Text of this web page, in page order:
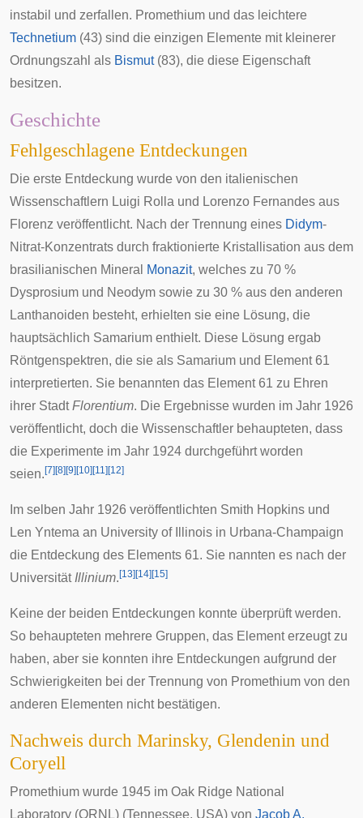
instabil und zerfallen. Promethium und das leichtere
Technetium (43) sind die einzigen Elemente mit kleinerer
Ordnungszahl als Bismut(83), die diese Eigenschaft
besitzen.
Geschichte
Fehlgeschlagene Entdeckungen
Die erste Entdeckung wurde von den italienischen
Wissenschaftlern Luigi Rolla und Lorenzo Fernandes aus
Florenz veröffentlicht. Nach der Trennung eines Didym-
Nitrat-Konzentrats durch fraktionierte Kristallisation aus dem
brasilianischen Mineral
Monazit, welches zu 70 %
Dysprosium und Neodym sowie zu 30 % aus den anderen
Lanthanoiden besteht, erhielten sie eine Lösung, die
hauptsächlich Samarium enthielt. Diese Lösung ergab
Röntgenspektren, die sie als Samarium und Element 61
interpretierten. Sie benannten das Element 61 zu Ehren
ihrer StadtFlorentium. Die Ergebnisse wurden im Jahr 1926
veröffentlicht, doch die Wissenschaftler behaupteten, dass
die Experimente im Jahr 1924 durchgeführt worden
seien. [7] [8] [9] [10] [11] [12]
Im selben Jahr 1926 veröffentlichten Smith Hopkins und
Len Yntema an University of Illinois in Urbana-Champaign
die Entdeckung des Elements 61. Sie nannten es nach der
Universität Illinium. [13] [14] [15]
Keine der beiden Entdeckungen konnte überprüft werden.
So behaupteten mehrere Gruppen, das Element erzeugt zu
haben, aber sie konnten ihre Entdeckungen aufgrund der
Schwierigkeiten bei der Trennung von Promethium von den
anderen Elementen nicht bestätigen.
Nachweis durch Marinsky, Glendenin und
Coryell
Promethium wurde 1945 im Oak Ridge National
Laboratory (ORNL) (Tennessee, USA) von Jacob A.